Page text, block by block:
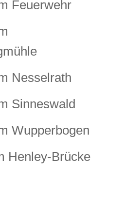
Feuerwehr
Nesselrath
Sinneswald
Wupperbogen
Henley-Brücke